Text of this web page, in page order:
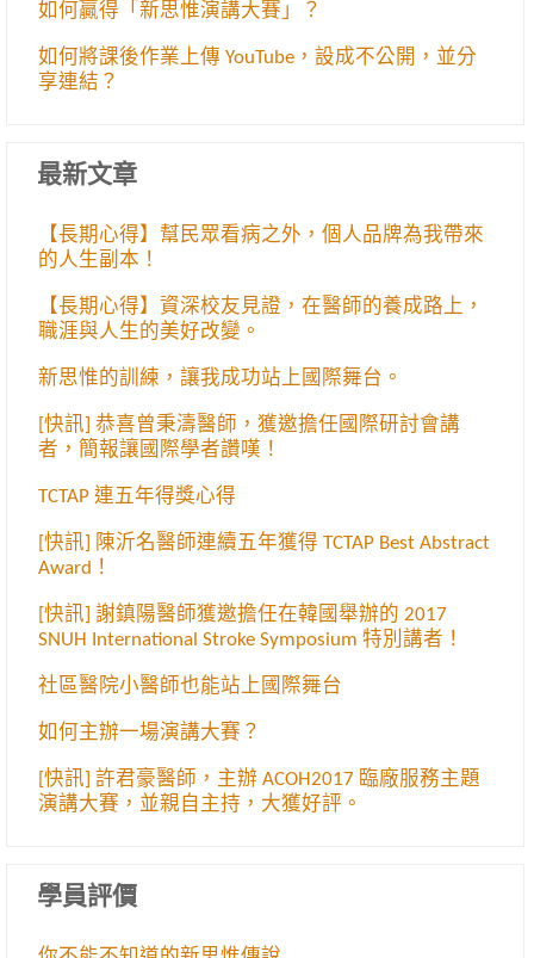
如何贏得「新思惟演講大賽」？
如何將課後作業上傳 YouTube，設成不公開，並分
享連結？
最新文章
【長期心得】幫民眾看病之外，個人品牌為我帶來
的人生副本！
【長期心得】資深校友見證，在醫師的養成路上，
職涯與人生的美好改變。
新思惟的訓練，讓我成功站上國際舞台。
[快訊] 恭喜曾秉濤醫師，獲邀擔任國際研討會講
者，簡報讓國際學者讚嘆！
TCTAP 連五年得獎心得
[快訊] 陳沂名醫師連續五年獲得 TCTAP Best Abstract
Award！
[快訊] 謝鎮陽醫師獲邀擔任在韓國舉辦的 2017
SNUH International Stroke Symposium 特別講者！
社區醫院小醫師也能站上國際舞台
如何主辦一場演講大賽？
[快訊] 許君豪醫師，主辦 ACOH2017 臨廠服務主題
演講大賽，並親自主持，大獲好評。
學員評價